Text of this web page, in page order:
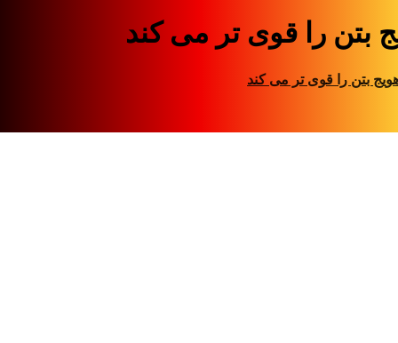
بتن را قوی تر می کند
بتن را قوی تر می کند